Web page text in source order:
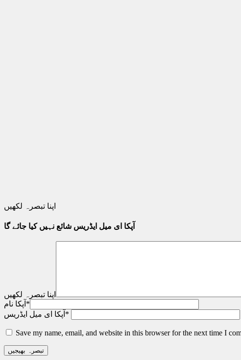
اپنا تبصرہ لکھیں
آپکا ای میل ایڈریس شائع نہیں کیا جائے گا
اپنا تبصرہ لکھیں
آپکا نام *
آپکا ای میل ایڈریس *
Save my name, email, and website in this browser for the next time I